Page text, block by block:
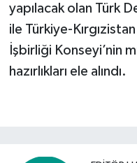
yapılacak olan Türk
ile Türkiye-
İşbirliği Konseyi’nin
hazırlıkları ele alındı.
Teknoloji
Türkiye